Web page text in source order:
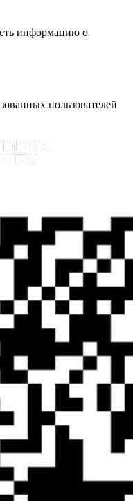
информацию о
пользователей